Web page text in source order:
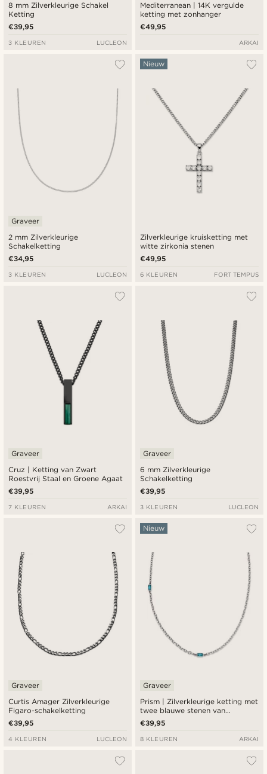
8 mm Zilverkleurige Schakel
Ketting
€39,95
3 KLEUREN LUCLEON
Mediterranean | 14K vergulde
ketting met zonhanger
€49,95
ARKAI
2 mm Zilverkleurige
Schakelketting
Graveer
€34,95
3 KLEUREN LUCLEON
Zilverkleurige kruisketting met
witte zirkonia stenen
Nieuw
€49,95
6 KLEUREN FORT TEMPUS
Cruz | Ketting van Zwart
Roestvrij Staal en Groene Agaat
Graveer
€39,95
7 KLEUREN ARKAI
6 mm Zilverkleurige
Schakelketting
Graveer
€39,95
3 KLEUREN LUCLEON
Curtis Amager Zilverkleurige
Figaro-schakelketting
Graveer
€39,95
4 KLEUREN LUCLEON
Prism | Zilverkleurige ketting met
twee blauwe stenen van
kristalglas
Nieuw
Graveer
€39,95
8 KLEUREN ARKAI